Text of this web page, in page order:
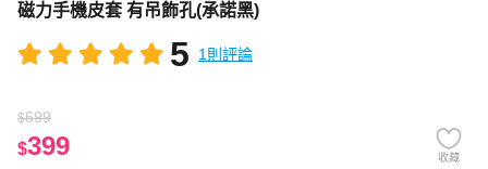
磁力手機皮套 有吊飾孔(承諾黑)
5 1則評論
$699
$399 收藏